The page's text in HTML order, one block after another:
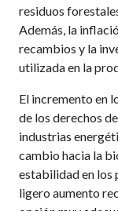
residuos
Además, la
recambios y la
utilizada en la
El incremento en
de los derechos
industrias
cambio hacia la
estabilidad en los
ligero aumento